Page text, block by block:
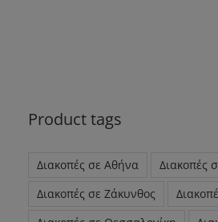
Product tags
Διακοπές σε Αθήνα
Διακοπές
Διακοπές σε Ζάκυνθος